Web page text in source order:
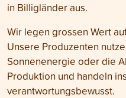
in Billigländer aus.
Wir legen grossen Wert
Unsere Produzenten
Sonnenenergie oder die
Produktion und handeln
verantwortungsbewusst.